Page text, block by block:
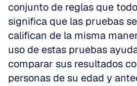
conjunto de reglas que
significa que las pruebas
califican de la misma
uso de estas pruebas
comparar sus resultados
personas de su edad y